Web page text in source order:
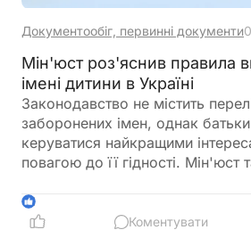
Документообіг, первинні документи
Мін'юст роз'яснив правила
імені дитини в Україні
Законодавство не містить
заборонених імен, однак батьки
керуватися найкращими
повагою до її гідності. Мін'юст
дитини
1
Коментувати